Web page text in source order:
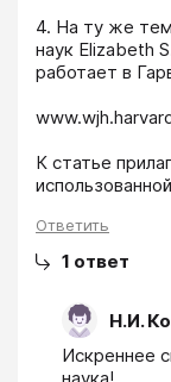
4. На ту же
наук Elizabeth
работает в
К статье
Ответить
1 ответ
Н.И.
Искреннее